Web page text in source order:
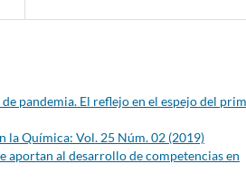
pandemia. El reflejo en el espejo del
la Química: Vol. 25 Núm. 02 (2019)
aportan al desarrollo de competencias en